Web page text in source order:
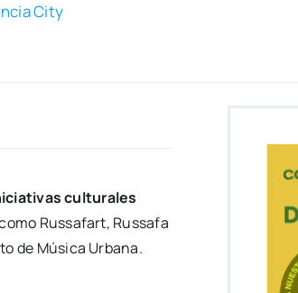
City
cul­tu­ra­les
Rus­sa­fart, Rus­sa­fa
de Músi­ca Urba­na.